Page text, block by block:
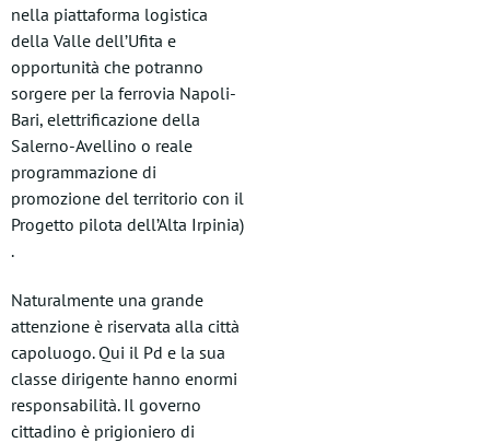
nella piattaforma logistica
della Valle dell’Ufita e
opportunità che potranno
sorgere per la ferrovia Napoli-
Bari, elettrificazione della
Salerno-Avellino o reale
programmazione di
promozione del territorio con il
Progetto pilota dell’Alta Irpinia)
.
Naturalmente una grande
attenzione è riservata alla città
capoluogo. Qui il Pd e la sua
classe dirigente hanno enormi
responsabilità. Il governo
cittadino è prigioniero di